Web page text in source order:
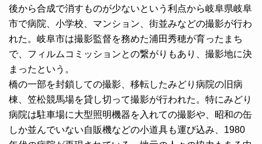
後から合成で消すものが少ないという利点から岐阜県岐阜
市で病院、小学校、マンション、街並みなどの撮影が行わ
れた。岐阜市は撮影監督を務めた浦田秀穂が育ったまち
で、フィルムコミッションとの繋がりもあり、撮影地に決
まったという。
橋の一部を封鎖しての撮影、移転したみどり病院の旧病
棟、笠松競馬場を貸し切って撮影が行われた。特にみどり
病院は駐車場に大型照明機器を入れての撮影や、昭和の缶
しか並んでいない自販機などの小道具も運び込み、1980